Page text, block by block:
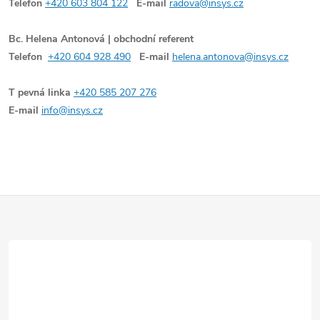
Telefon +420 603 804 122 E-mail radova@insys.cz
Bc. Helena Antonová | obchodní referent
Telefon +420 604 928 490 E-mail helena.antonova@insys.cz
T pevná linka +420 585 207 276
E-mail info@insys.cz